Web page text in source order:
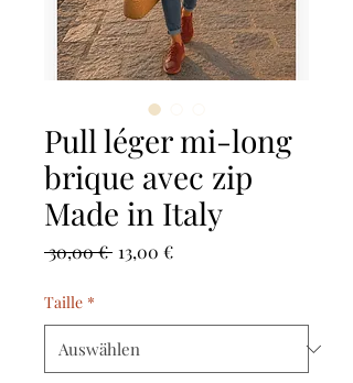
Pull léger mi-long
brique avec zip
Made in Italy
30,00 € Standardpreis
13,00 €Sale-
Taille *